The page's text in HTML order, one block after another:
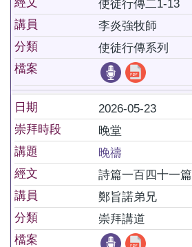
使徒行傳二1-13
講員
李炎強牧師
分類
使徒行傳系列
檔案
日期
2026-05-23
崇拜時段
晚堂
講題
晚禱
經文
詩篇一百四十一篇
講員
鄭旨諾弟兄
分類
崇拜講道
檔案